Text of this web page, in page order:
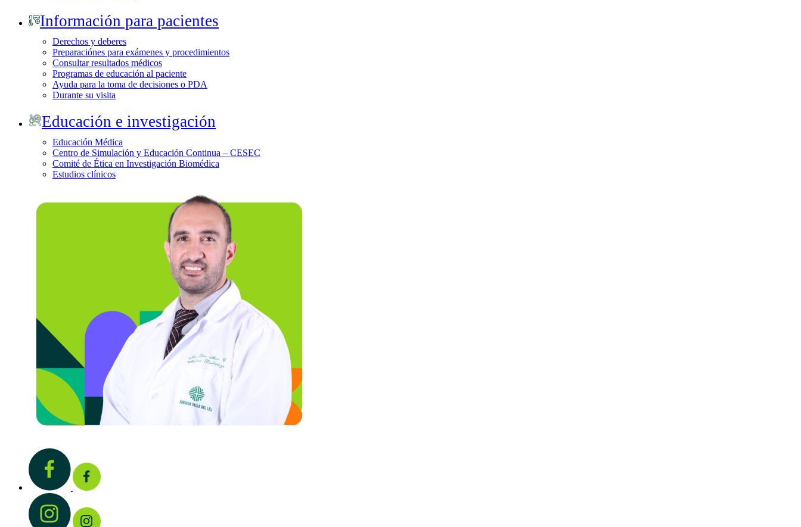
Información para pacientes
Derechos y deberes
Preparaciónes para exámenes y procedimientos
Consultar resultados médicos
Programas de educación al paciente
Ayuda para la toma de decisiones o PDA
Durante su visita
Educación e investigación
Educación Médica
Centro de Simulación y Educación Continua – CESEC
Comité de Ética en Investigación Biomédica
Estudios clínicos